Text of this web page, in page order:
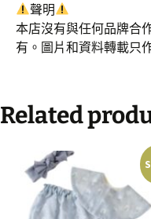
聲明
本店沒有與任何品牌合
有。圖片和資料轉載只
Related